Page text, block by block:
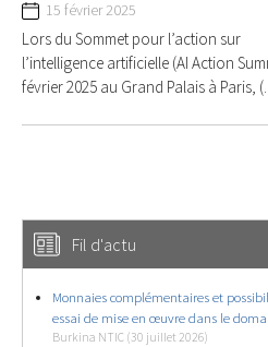
15 février 2025
Lors du Sommet pour l’action sur
l’intelligence artificielle (AI Action
février 2025 au Grand Palais à Paris,
Fil d'actu
Monnaies complémentaires et
essai de mise en œuvre dans le
Burkina NTIC (30 juillet 2026)